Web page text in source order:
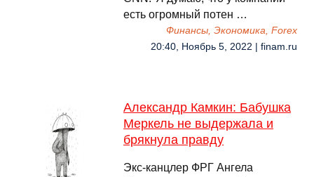
есть огромный потен …
Финансы, Экономика, Forex
20:40, Ноябрь 5, 2022 | finam.ru
Александр Камкин: Бабушка
Меркель не выдержала и
брякнула правду
Экс-канцлер ФРГ Ангела